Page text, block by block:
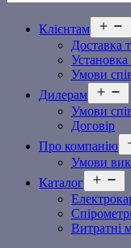
Клієнтам
Доставка
Установка
Умови
Дилерам
Умови
Договір
Про компанію
Умови
Каталог
Витратні